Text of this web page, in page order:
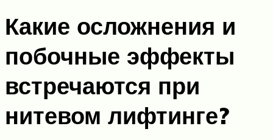
Какие осложнения и
побочные эффекты
встречаются при
нитевом лифтинге?